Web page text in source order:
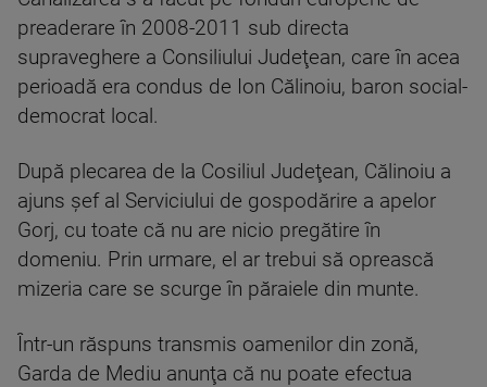
preaderare în 2008-2011 sub directa
supraveghere a Consiliului Judeţean, care în acea
perioadă era condus de Ion Călinoiu, baron social-
democrat local.
După plecarea de la Cosiliul Judeţean, Călinoiu a
ajuns şef al Serviciului de gospodărire a apelor
Gorj, cu toate că nu are nicio pregătire în
domeniu. Prin urmare, el ar trebui să oprească
mizeria care se scurge în păraiele din munte.
Într-un răspuns transmis oamenilor din zonă,
Garda de Mediu anunţa că nu poate efectua